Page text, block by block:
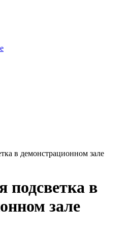
в демонстрационном зале
подсветка в
зале